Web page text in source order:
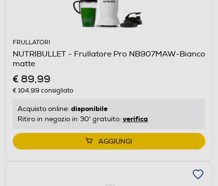
FRULLATORI
NUTRIBULLET - Frullatore Pro NB907MAW-Bianco
matte
€ 89,99
€ 104,99 consigliato
Acquisto online: disponibile
Ritiro in negozio in 30' gratuito: verifica
AGGIUNGI